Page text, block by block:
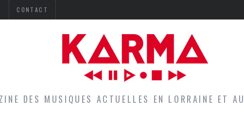
CONTACT
DES MUSIQUES ACTUELLES EN LORRAINE ET